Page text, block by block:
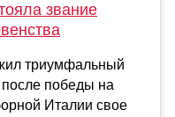
звание
триумфальный
после победы на
Италии свое